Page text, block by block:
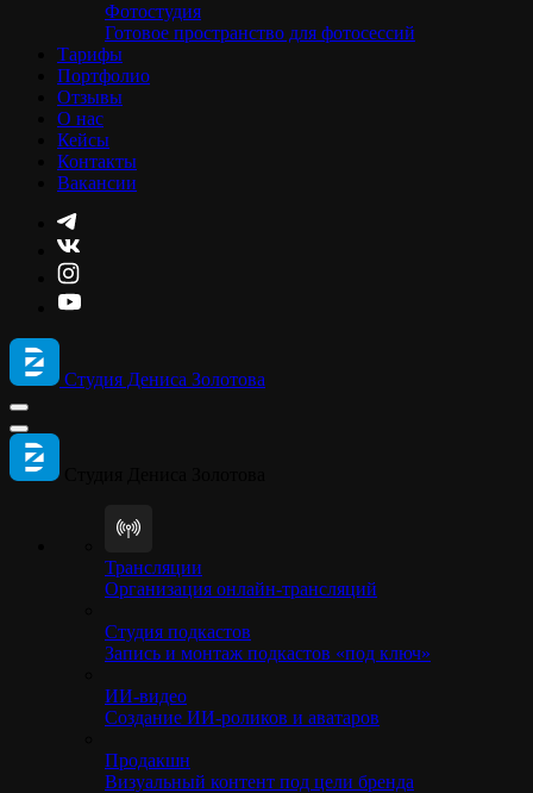
Фотостудия
Готовое пространство для фотосессий
Тарифы
Портфолио
Отзывы
О нас
Кейсы
Контакты
Вакансии
Студия Дениса Золотова
Трансляции
Организация онлайн-трансляций
Студия подкастов
Запись и монтаж подкастов «под ключ»
ИИ-видео
Создание ИИ-роликов и аватаров
Продакшн
Визуальный контент под цели бренда